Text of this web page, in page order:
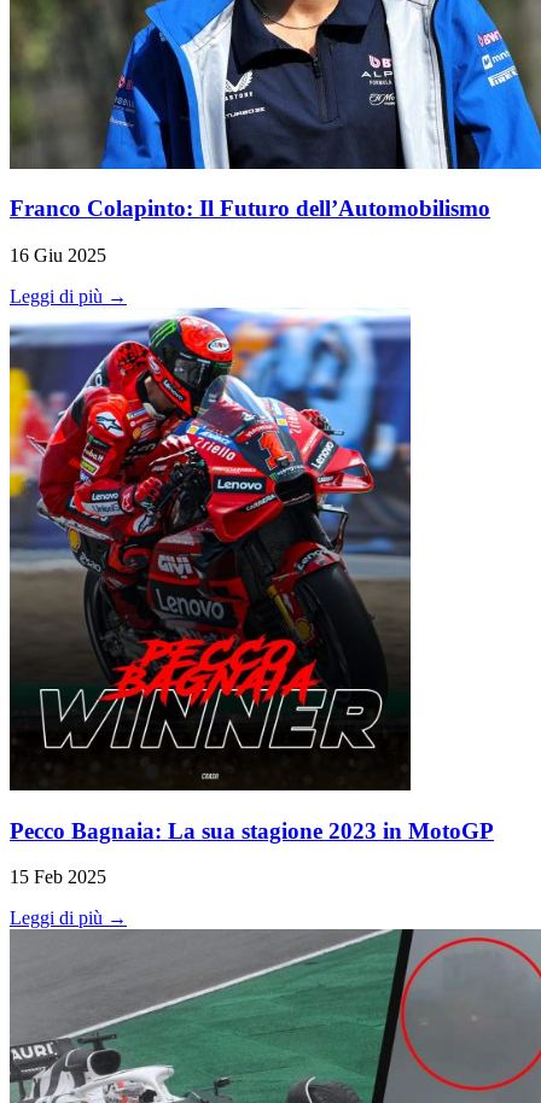
Franco Colapinto: Il Futuro dell’Automobilismo
16 Giu 2025
Leggi di più →
Pecco Bagnaia: La sua stagione 2023 in MotoGP
15 Feb 2025
Leggi di più →